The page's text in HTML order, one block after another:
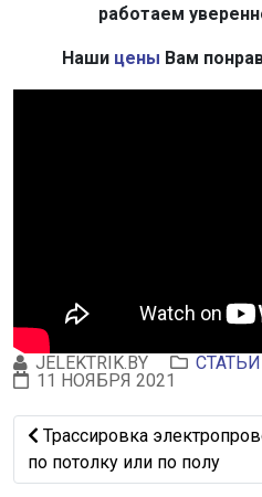
работаем
Наши цены Вам
JELEKTRIK.BY СТАТЬИ
11 НОЯБРЯ 2021
Предыдущий: Трассировка
Трассировка
по потолку или по полу